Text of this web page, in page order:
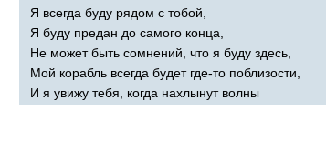
Я всегда буду рядом с тобой,
Я буду предан до самого конца,
Не может быть сомнений, что я буду здесь,
Мой корабль всегда будет где-то поблизости,
И я увижу тебя, когда нахлынут волны